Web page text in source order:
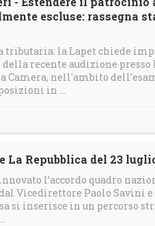
escluse: rassegna
tributaria: la Lapet chiede
recente audizione
Camera, nell'ambito
in ...
La Repubblica del 23
l’accordo quadro
Vicedirettore Paolo Savini e
si inserisce in un percorso